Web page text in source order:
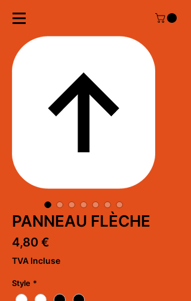
PANNEAU FLÈCHE
4,80 €
TVA Incluse
Style *